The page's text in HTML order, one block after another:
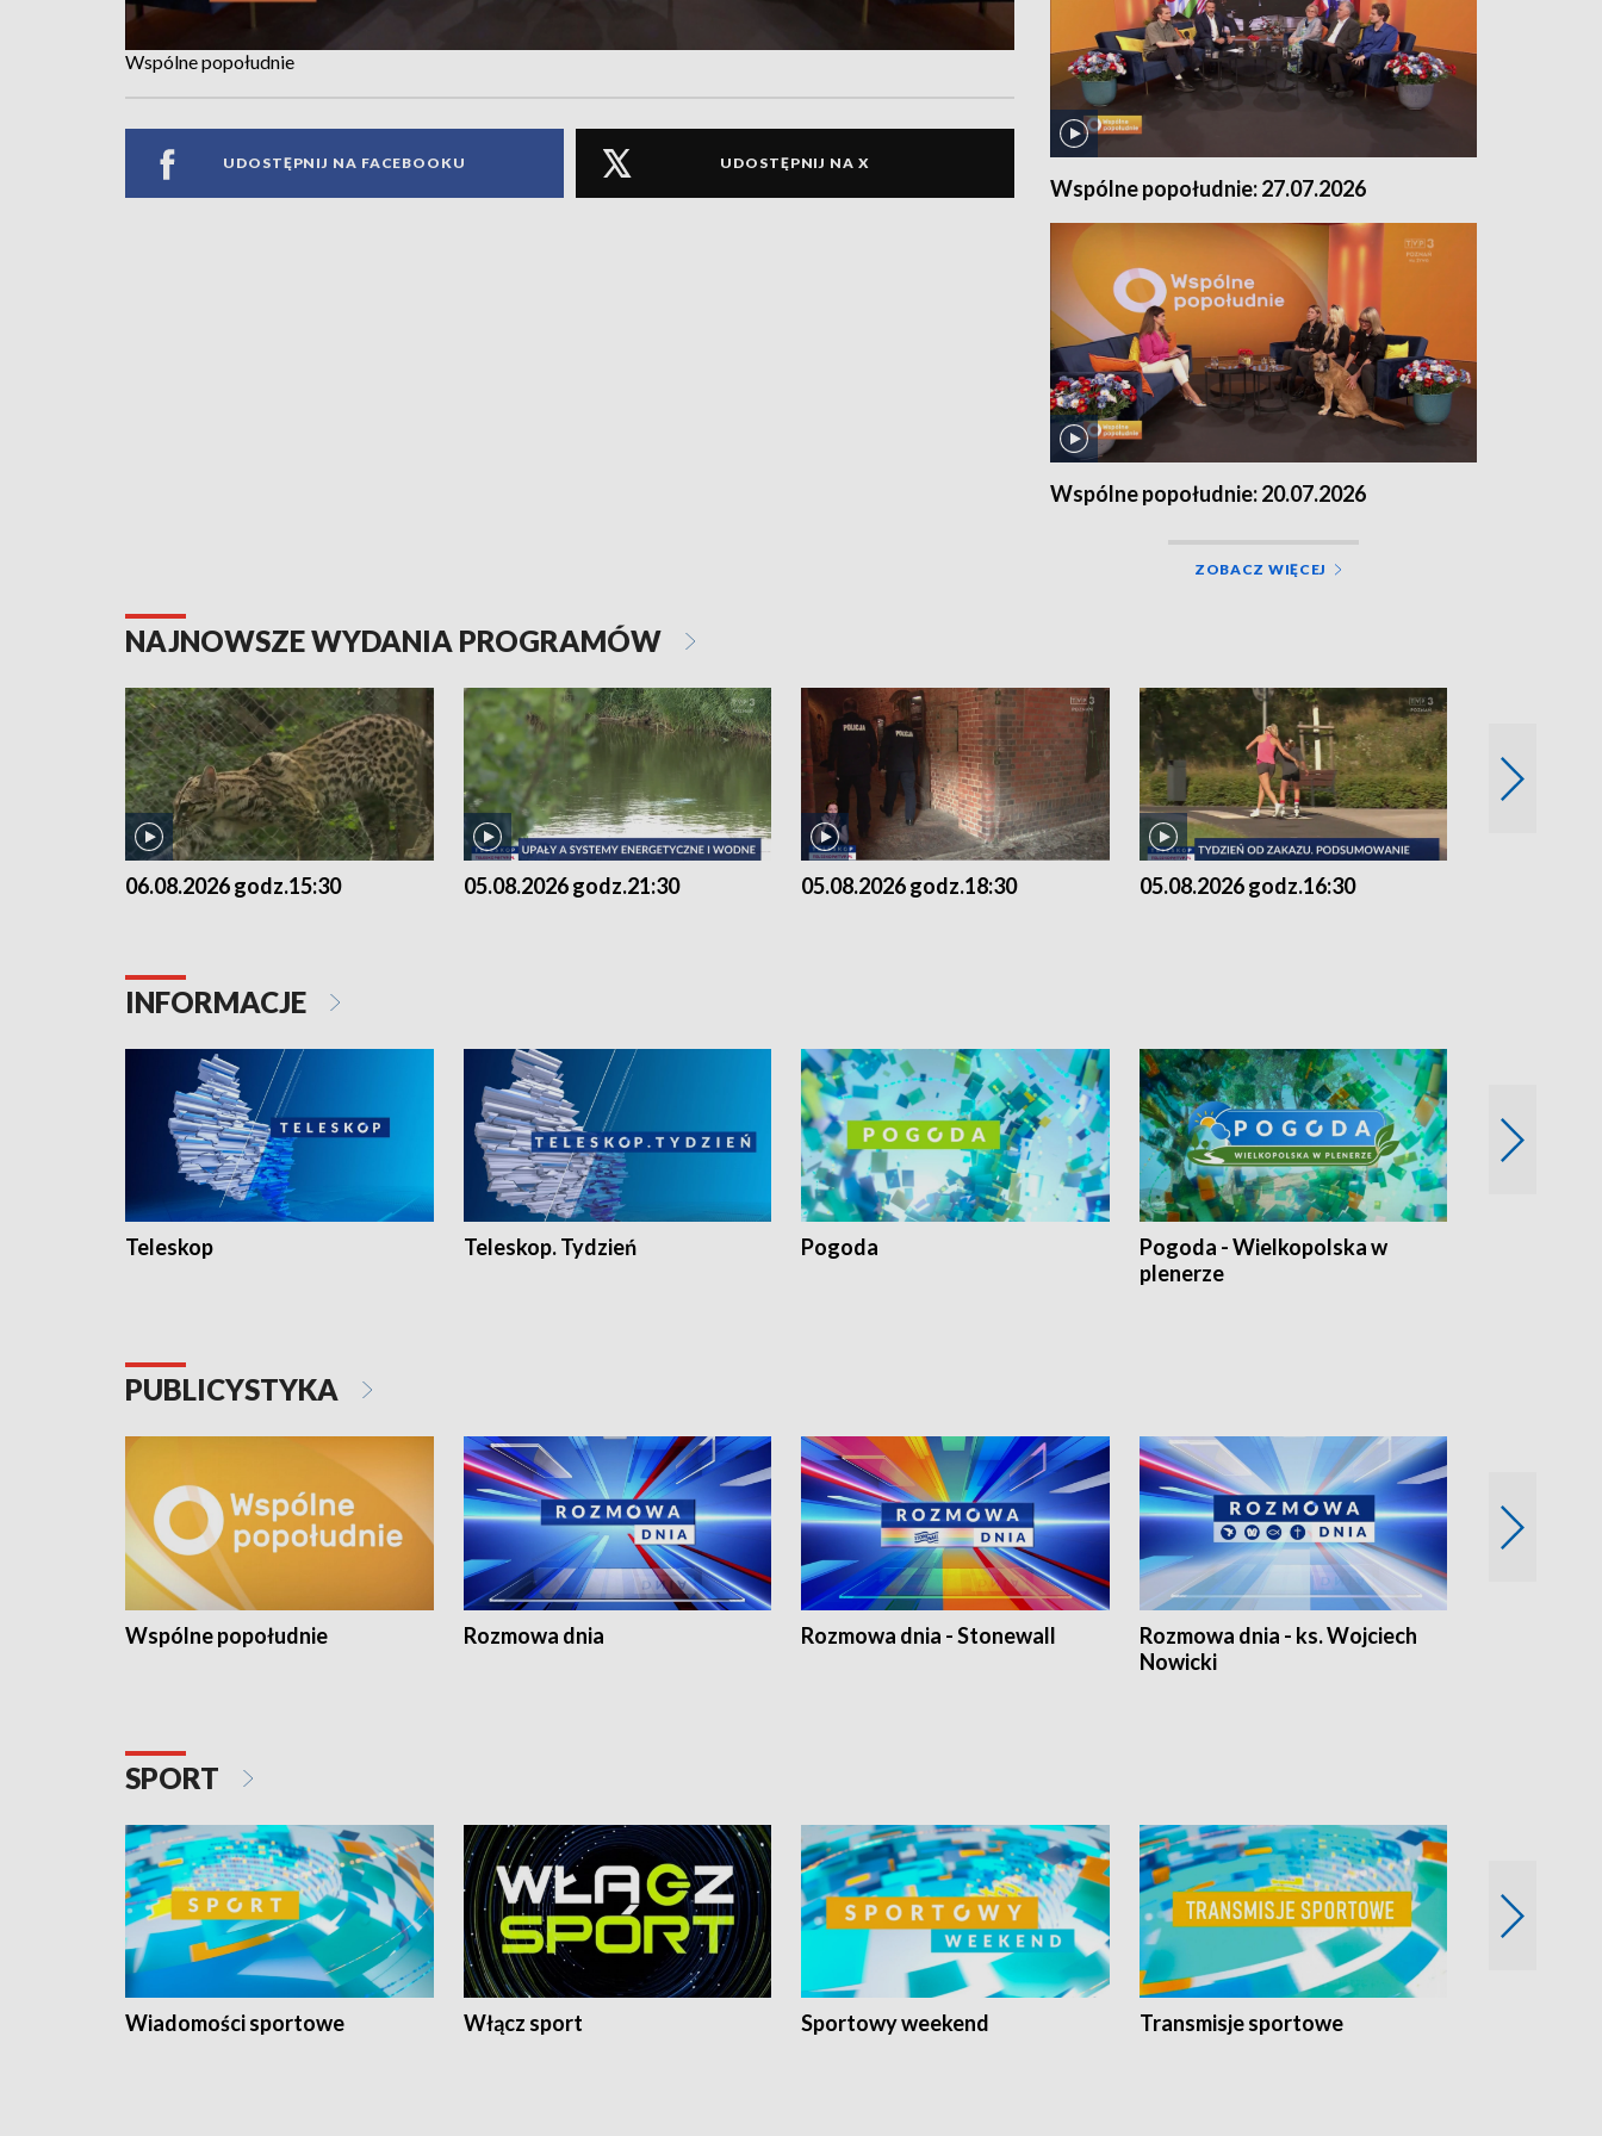
Wspólne popołudnie
UDOSTĘPNIJ NA FACEBOOKU UDOSTĘPNIJ NA X
Wspólne popołudnie: 27.07.2026
Wspólne popołudnie: 20.07.2026
ZOBACZ WIĘCEJ
NAJNOWSZE WYDANIA PROGRAMÓW
06.08.2026 godz.15:30 05.08.2026 godz.21:30 05.08.2026 godz.18:30 05.08.2026 godz.16:30
INFORMACJE
Teleskop Teleskop. Tydzień Pogoda
Pogoda - Wielkopolska w
plenerze
PUBLICYSTYKA
Wspólne popołudnie Rozmowa dnia Rozmowa dnia - Stonewall
Rozmowa dnia - ks. Wojciech
Nowicki
SPORT
Wiadomości sportowe Włącz sport Sportowy weekend Transmisje sportowe